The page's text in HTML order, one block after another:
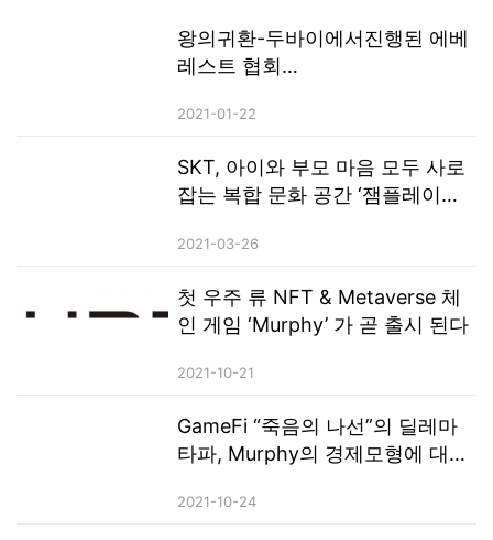
왕의귀환-두바이에서진행된 에베
레스트 협회
2021-01-22
SKT, 아이와 부모 마음 모두 사로
잡는 복합 문화 공간 ‘잼플레이스
2021-03-26
첫 우주 류 NFT & Metaverse 체
인 게임 ‘Murphy’ 가 곧 출시 된다
2021-10-21
GameFi “죽음의 나선”의 딜레마
타파, Murphy의 경제모형에 대한
2021-10-24